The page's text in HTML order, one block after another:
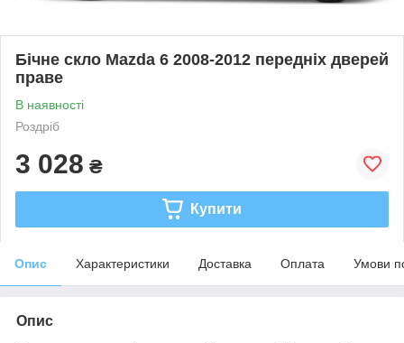
Бічне скло Mazda 6 2008-2012 передніх дверей
праве
В наявності
Роздріб
3 028 ₴
Купити
Опис Характеристики Доставка Оплата Умови
Опис